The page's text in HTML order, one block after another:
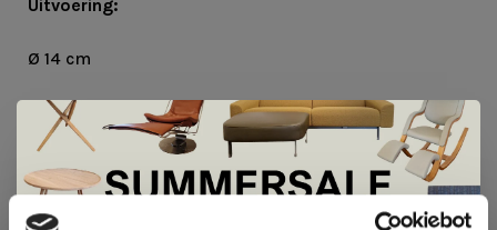
Uitvoering:
Ø 14 cm
50W Halogeen